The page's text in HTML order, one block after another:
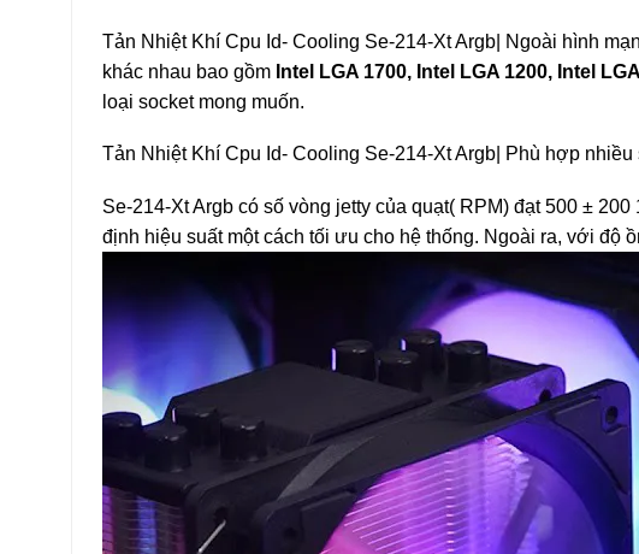
Tản Nhiệt Khí Cpu Id- Cooling Se-214-Xt Argb| Ngoài hình
khác nhau bao gồm Intel LGA 1700, Intel LGA 1200, Intel
loại socket mong muốn.
Tản Nhiệt Khí Cpu Id- Cooling Se-214-Xt Argb| Phù hợp
Se-214-Xt Argb có số vòng jetty của quạt( RPM) đạt 500 ±
định hiệu suất một cách tối ưu cho hệ thống. Ngoài ra, với độ